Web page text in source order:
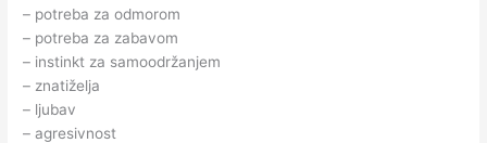
– potreba za odmorom
– potreba za zabavom
– instinkt za samoodržanjem
– znatiželja
– ljubav
– agresivnost